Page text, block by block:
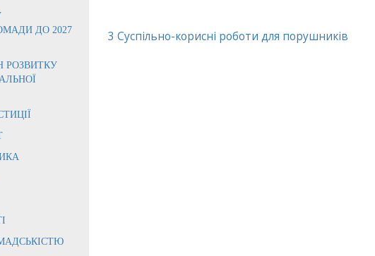
ДО 2027
РОЗВИТКУ
3 Суспільно-корисні роботи для порушників